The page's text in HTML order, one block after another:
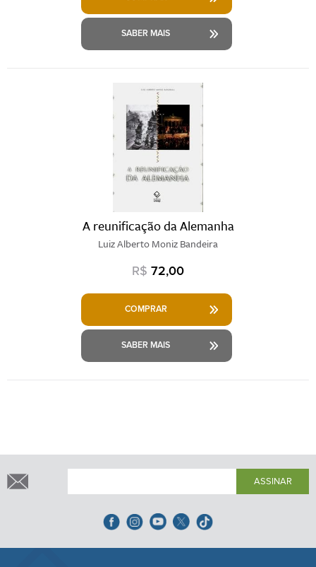
SABER MAIS
A reunificação da Alemanha
Luiz Alberto Moniz Bandeira
R$ 72,00
COMPRAR
SABER MAIS
ASSINAR